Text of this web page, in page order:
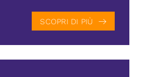
SCOPRI DI PIÙ